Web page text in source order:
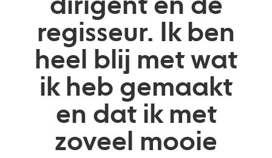
dirigent en de
regisseur. Ik ben
heel blij met wat
ik heb gemaakt
en dat ik met
zoveel mooie